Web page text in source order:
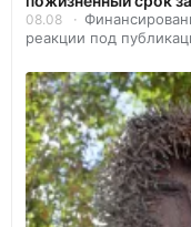
08.08
реакции под